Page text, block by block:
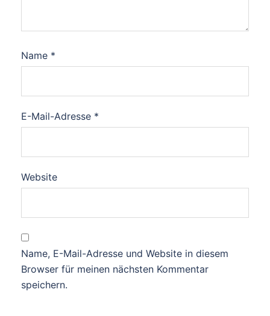
Name *
E-Mail-Adresse *
Website
Name, E-Mail-Adresse und Website in diesem
Browser für meinen nächsten Kommentar
speichern.